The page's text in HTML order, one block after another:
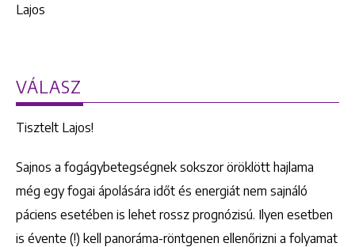
Lajos
VÁLASZ
Tisztelt Lajos!
Sajnos a fogágybetegségnek sokszor öröklött hajlama
még egy fogai ápolására időt és energiát nem sajnáló
páciens esetében is lehet rossz prognózisú. Ilyen esetben
is évente (!) kell panoráma-röntgenen ellenőrizni a folyamat